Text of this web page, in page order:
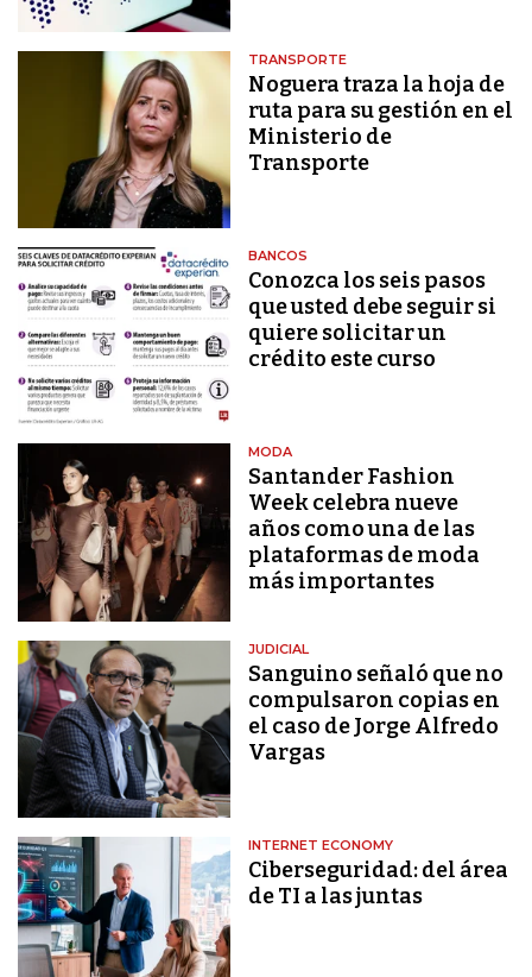
TRANSPORTE
Noguera traza la hoja de
ruta para su gestión en el
Ministerio de
Transporte
BANCOS
Conozca los seis pasos
que usted debe seguir si
quiere solicitar un
crédito este curso
MODA
Santander Fashion
Week celebra nueve
años como una de las
plataformas de moda
más importantes
JUDICIAL
Sanguino señaló que no
compulsaron copias en
el caso de Jorge Alfredo
Vargas
INTERNET ECONOMY
Ciberseguridad: del área
de TI a las juntas